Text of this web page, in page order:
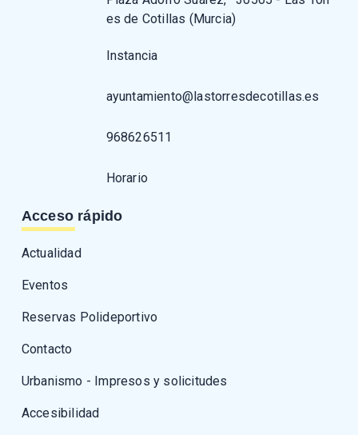
es de Cotillas (Murcia)
Instancia
ayuntamiento@lastorresdecotillas.es
968626511
Horario
Acceso rápido
Actualidad
Eventos
Reservas Polideportivo
Contacto
Urbanismo - Impresos y solicitudes
Accesibilidad